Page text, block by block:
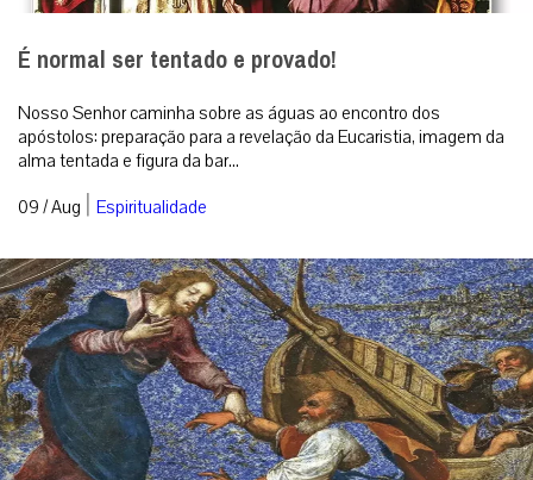
É normal ser tentado e provado!
Nosso Senhor caminha sobre as águas ao encontro dos
apóstolos: preparação para a revelação da Eucaristia, imagem da
alma tentada e figura da bar...
09 / Aug | Espiritualidade